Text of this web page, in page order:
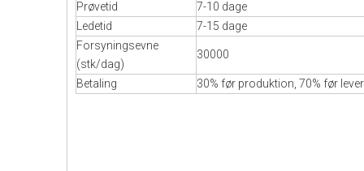
Prøvetid
7-10 dage
Ledetid
7-15 dage
Forsyningsevne
(stk/dag)
30000
Betaling 30% før produktion, 70% før